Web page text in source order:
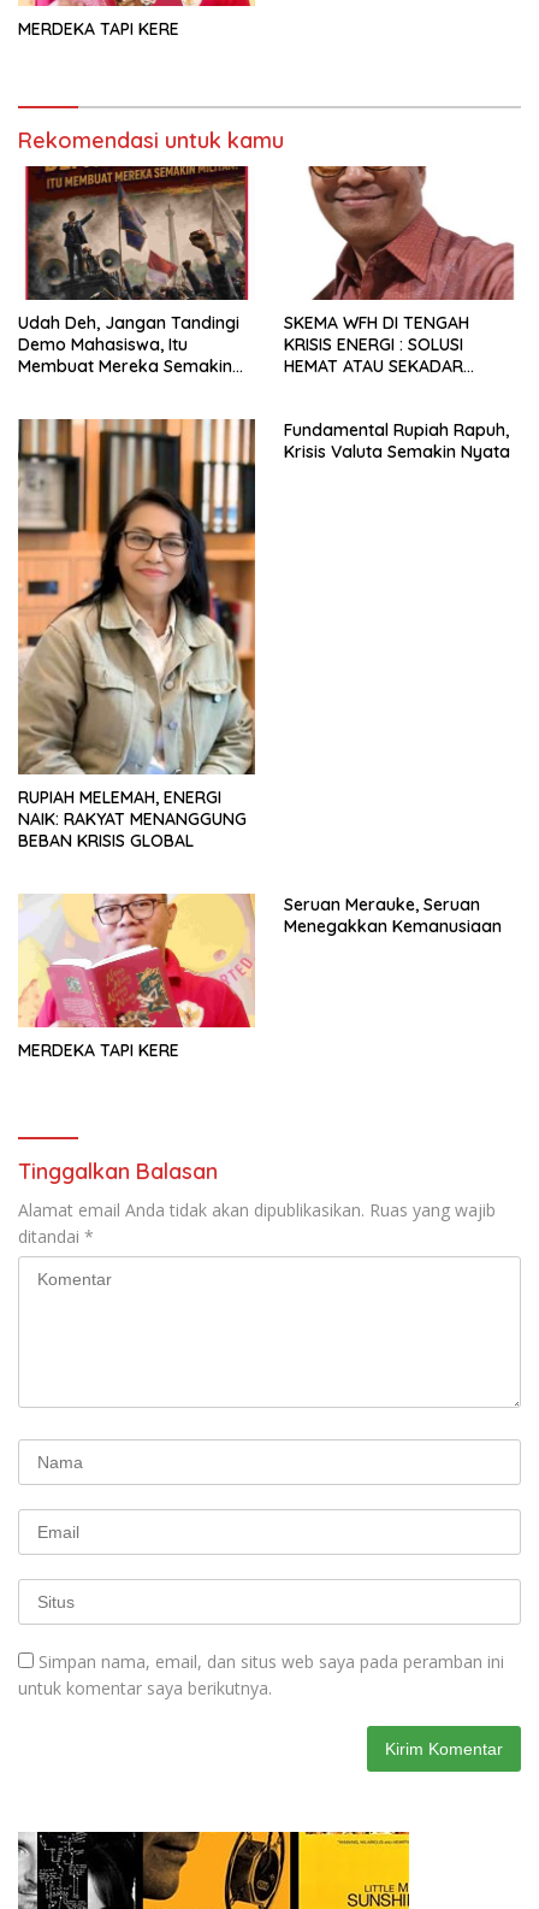
MERDEKA TAPI KERE
Rekomendasi untuk kamu
Udah Deh, Jangan Tandingi
Demo Mahasiswa, Itu
Membuat Mereka Semakin
SKEMA WFH DI TENGAH
KRISIS ENERGI : SOLUSI
HEMAT ATAU SEKADAR
RUPIAH MELEMAH, ENERGI
NAIK: RAKYAT MENANGGUNG
BEBAN KRISIS GLOBAL
Fundamental Rupiah Rapuh,
Krisis Valuta Semakin Nyata
MERDEKA TAPI KERE
Seruan Merauke, Seruan
Menegakkan Kemanusiaan
Tinggalkan Balasan
Alamat email Anda tidak akan dipublikasikan. Ruas yang wajib
ditandai *
Simpan nama, email, dan situs web saya pada peramban ini
untuk komentar saya berikutnya.